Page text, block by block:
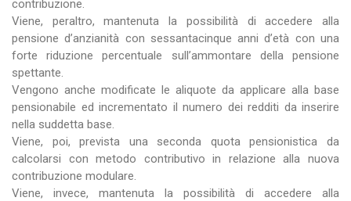
contribuzione.
Viene, peraltro, mantenuta la possibilità di accedere alla
pensione d’anzianità con sessantacinque anni d’età con una
forte riduzione percentuale sull’ammontare della pensione
spettante.
Vengono anche modificate le aliquote da applicare alla base
pensionabile ed incrementato il numero dei redditi da inserire
nella suddetta base.
Viene, poi, prevista una seconda quota pensionistica da
calcolarsi con metodo contributivo in relazione alla nuova
contribuzione modulare.
Viene, invece, mantenuta la possibilità di accedere alla